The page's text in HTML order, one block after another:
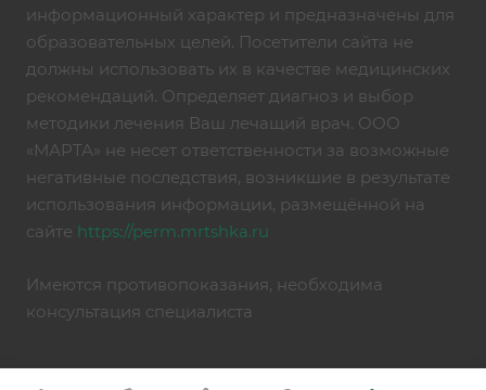
информационный характер и предназначены для
образовательных целей. Посетители сайта не
должны использовать их в качестве медицинских
рекомендаций. Определяет диагноз и выбор
методики лечения Ваш лечащий врач. ООО
«МАРТА» не несет ответственности за возможные
негативные последствия, возникшие в результате
использования информации, размещённой на
сайте https://perm.mrtshka.ru
Имеются противопоказания, необходима
консультация специалиста